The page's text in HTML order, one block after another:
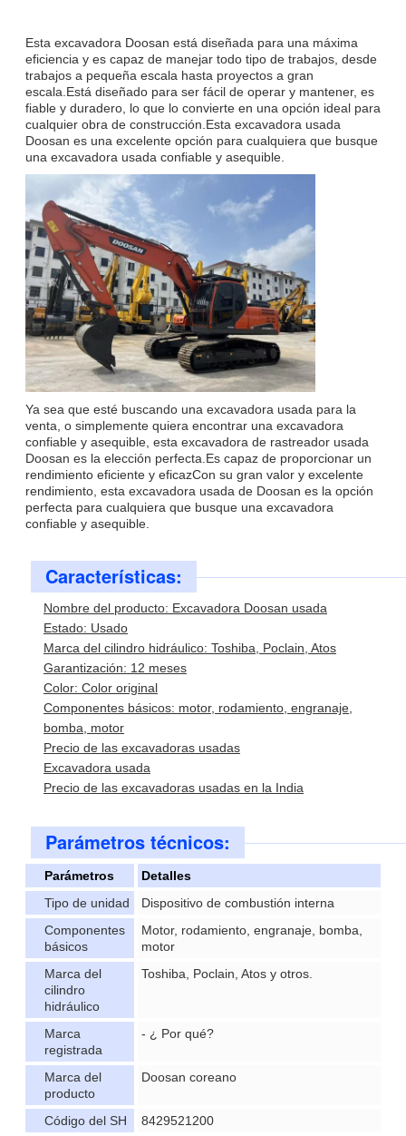
Esta excavadora Doosan está diseñada para una máxima
eficiencia y es capaz de manejar todo tipo de trabajos, desde
trabajos a pequeña escala hasta proyectos a gran
escala.Está diseñado para ser fácil de operar y mantener, es
fiable y duradero, lo que lo convierte en una opción ideal para
cualquier obra de construcción.Esta excavadora usada
Doosan es una excelente opción para cualquiera que busque
una excavadora usada confiable y asequible.
Ya sea que esté buscando una excavadora usada para la
venta, o simplemente quiera encontrar una excavadora
confiable y asequible, esta excavadora de rastreador usada
Doosan es la elección perfecta.Es capaz de proporcionar un
rendimiento eficiente y eficazCon su gran valor y excelente
rendimiento, esta excavadora usada de Doosan es la opción
perfecta para cualquiera que busque una excavadora
confiable y asequible.
Características:
Nombre del producto: Excavadora Doosan usada
Estado: Usado
Marca del cilindro hidráulico: Toshiba, Poclain, Atos
Garantización: 12 meses
Color: Color original
Componentes básicos: motor, rodamiento, engranaje,
bomba, motor
Precio de las excavadoras usadas
Excavadora usada
Precio de las excavadoras usadas en la India
Parámetros técnicos:
Parámetros
Detalles
Tipo de unidad
Dispositivo de combustión interna
Componentes
básicos
Motor, rodamiento, engranaje, bomba,
motor
Marca del
cilindro
hidráulico
Toshiba, Poclain, Atos y otros.
Marca
registrada
- ¿ Por qué?
Marca del
producto
Doosan coreano
Código del SH 8429521200